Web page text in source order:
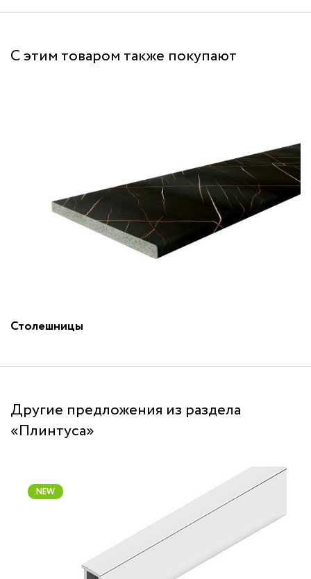
С этим товаром также покупают
Столешницы
Другие предложения из раздела
«Плинтуса»
NEW